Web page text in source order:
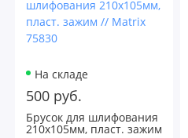
На складе
500 руб.
Брусок для шлифования
210х105мм, пласт. зажим